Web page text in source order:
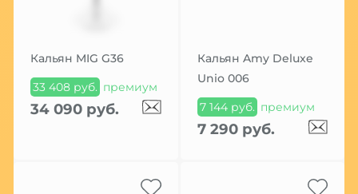
Кальян MIG G36
33 408 руб. премиум
34 090 руб.
Кальян Amy Deluxe
Unio 006
7 144 руб. премиум
7 290 руб.